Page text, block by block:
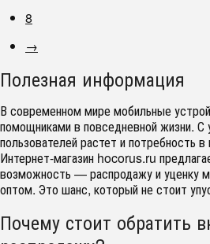
8
→
Полезная информация
В современном мире мобильные
помощниками в повседневной жизни. С
пользователей растет и потребность
Интернет-магазин hocorus.ru
возможность — распродажу и уценку
оптом. Это шанс, который не стоит
Почему стоит обратить